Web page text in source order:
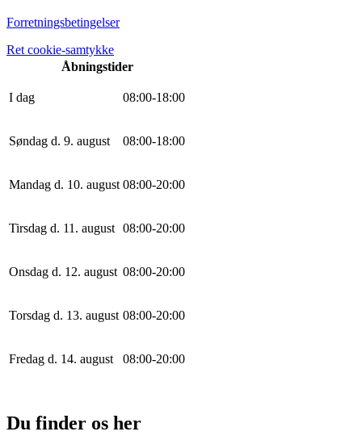
Forretningsbetingelser
Ret cookie-samtykke
Åbningstider
I dag 08:00-18:00
Søndag d. 9. august 08:00-18:00
Mandag d. 10. august 08:00-20:00
Tirsdag d. 11. august 08:00-20:00
Onsdag d. 12. august 08:00-20:00
Torsdag d. 13. august 08:00-20:00
Fredag d. 14. august 08:00-20:00
Du finder os her